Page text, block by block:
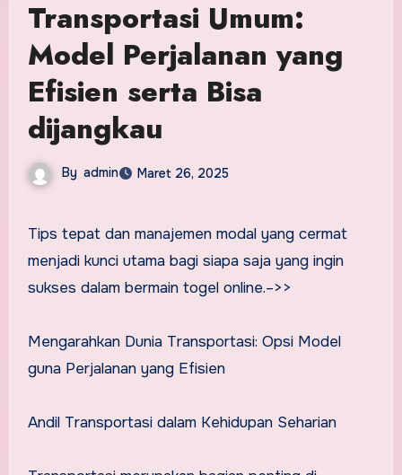
Transportasi Umum:
Model Perjalanan yang
Efisien serta Bisa
dijangkau
By admin Maret 26, 2025
Tips tepat dan manajemen modal yang cermat
menjadi kunci utama bagi siapa saja yang ingin
sukses dalam bermain togel online.–>>
Mengarahkan Dunia Transportasi: Opsi Model
guna Perjalanan yang Efisien
Andil Transportasi dalam Kehidupan Seharian